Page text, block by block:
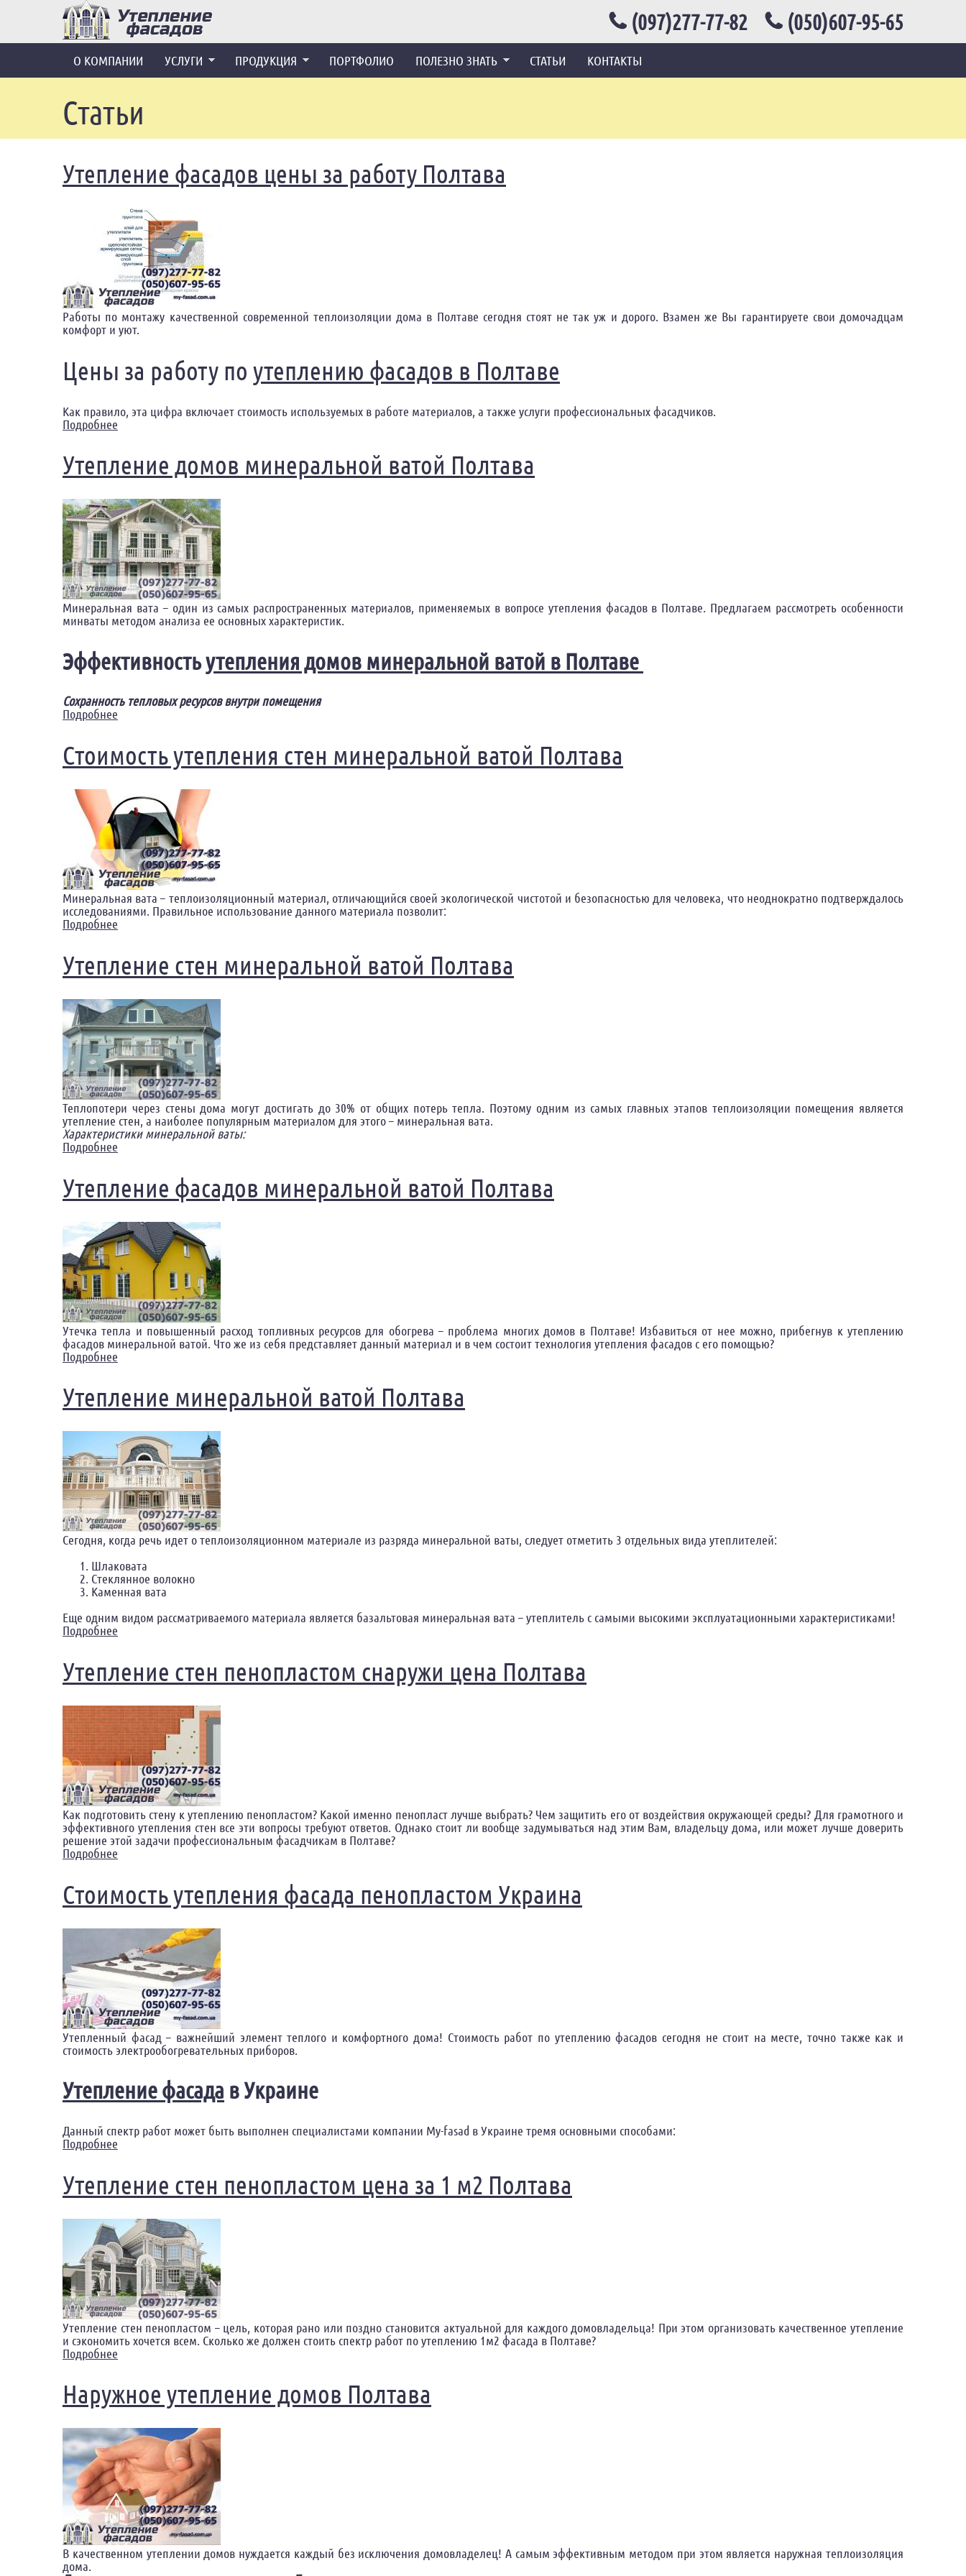
Перейти к основному содержанию
(097)277-77-82 (050)607-95-65
О КОМПАНИИ УСЛУГИ ПРОДУКЦИЯ ПОРТФОЛИО ПОЛЕЗНО ЗНАТЬ СТАТЬИ КОНТАКТЫ
Статьи
Утепление фасадов цены за работу Полтава
Работы по монтажу качественной современной теплоизоляции дома в Полтаве сегодня стоят не так уж и дорого. Взамен же Вы гарантируете свои домочадцам
комфорт и уют.
Цены за работу по утеплению фасадов в Полтаве
Как правило, эта цифра включает стоимость используемых в работе материалов, а также услуги профессиональных фасадчиков.
Подробнее о Утепление фасадов цены за работу Полтава
Утепление домов минеральной ватой Полтава
Минеральная вата – один из самых распространенных материалов, применяемых в вопросе утепления фасадов в Полтаве. Предлагаем рассмотреть особенности
минваты методом анализа ее основных характеристик.
Эффективностьутепления домов минеральной ватой в Полтаве
Сохранность тепловых ресурсов внутри помещения
Подробнее о Утепление домов минеральной ватой Полтава
Стоимость утепления стен минеральной ватой Полтава
Минеральная вата – теплоизоляционный материал, отличающийся своей экологической чистотой и безопасностью для человека, что неоднократно подтверждалось
исследованиями. Правильное использование данного материала позволит:
Подробнее
Утепление стен минеральной ватой Полтава
Теплопотери через стены дома могут достигать до 30% от общих потерь тепла. Поэтому одним из самых главных этапов теплоизоляции помещения является
утепление стен, а наиболее популярным материалом для этого – минеральная вата.
Характеристики минеральной ваты:
Подробнее о Утепление стен минеральной ватой Полтава
Утепление фасадов минеральной ватой Полтава
Утечка тепла и повышенный расход топливных ресурсов для обогрева – проблема многих домов в Полтаве! Избавиться от нее можно, прибегнув к утеплению
фасадов минеральной ватой. Что же из себя представляет данный материал и в чем состоит технология утепления фасадов с его помощью?
Подробнее о Утепление фасадов минеральной ватой Полтава
Утепление минеральной ватой Полтава
Сегодня, когда речь идет о теплоизоляционном материале из разряда минеральной ваты, следует отметить 3 отдельных вида утеплителей:
Шлаковата
Стеклянное волокно
Каменная вата
Еще одним видом рассматриваемого материала является базальтовая минеральная вата – утеплитель с самыми высокими эксплуатационными характеристиками!
Подробнее
Утепление стен пенопластом снаружи цена Полтава
Как подготовить стену к утеплению пенопластом? Какой именно пенопласт лучше выбрать? Чем защитить его от воздействия окружающей среды? Для грамотного и
эффективного утепления стен все эти вопросы требуют ответов. Однако стоит ли вообще задумываться над этим Вам, владельцу дома, или может лучше доверить
решение этой задачи профессиональным фасадчикам в Полтаве?
Подробнее
Стоимость утепления фасада пенопластом Украина
Утепленный фасад – важнейший элемент теплого и комфортного дома! Стоимость работ по утеплению фасадов сегодня не стоит на месте, точно также как и
стоимость электрообогревательных приборов.
Утепление фасада в Украине
Данный спектр работ может быть выполнен специалистами компании My-fasad в Украине тремя основными способами:
Подробнее
Утепление стен пенопластом цена за 1 м2 Полтава
Утепление стен пенопластом – цель, которая рано или поздно становится актуальной для каждого домовладельца! При этом организовать качественное утепление
и сэкономить хочется всем. Сколько же должен стоить спектр работ по утеплению 1м2 фасада в Полтаве?
Подробнее о Утепление стен пенопластом цена за 1 м2 Полтава
Наружное утепление домов Полтава
В качественном утеплении домов нуждается каждый без исключения домовладелец! А самым эффективным методом при этом является наружная теплоизоляция
дома.